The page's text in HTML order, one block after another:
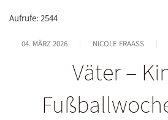
Aufrufe: 2544
04. MÄRZ 2026 NICOLE FRAASS
Väter –